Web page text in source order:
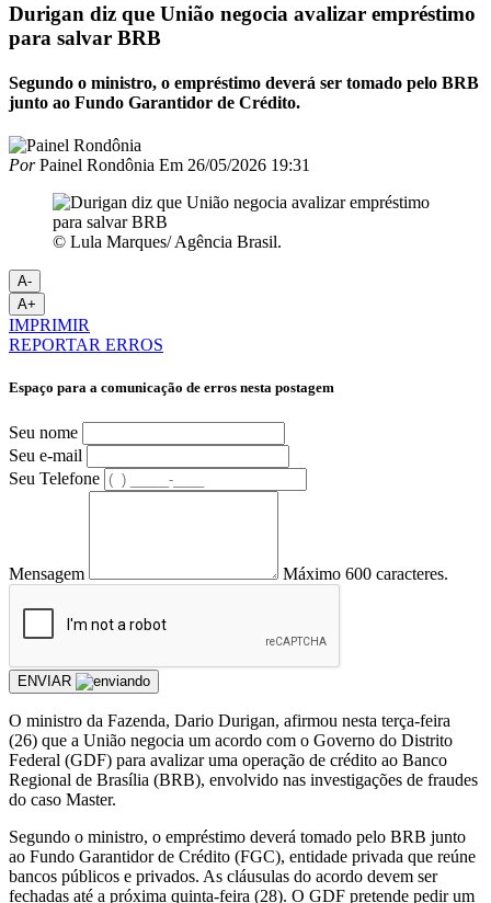
Durigan diz que União negocia avalizar empréstimo
para salvar BRB
Segundo o ministro, o empréstimo deverá ser tomado pelo BRB
junto ao Fundo Garantidor de Crédito.
PorPainel Rondônia Em 26/05/2026 19:31
© Lula Marques/ Agência Brasil.
A-
A+
IMPRIMIR
REPORTAR ERROS
Espaço para a comunicação de erros nesta postagem
Seu nome
Seu e-mail
Seu Telefone
Mensagem Máximo 600 caracteres.
ENVIAR
O ministro da Fazenda, Dario Durigan, afirmou nesta terça-feira
(26) que a União negocia um acordo com o Governo do Distrito
Federal (GDF) para avalizar uma operação de crédito ao Banco
Regional de Brasília (BRB), envolvido nas investigações de fraudes
do caso Master.
Segundo o ministro, o empréstimo deverá tomado pelo BRB junto
ao Fundo Garantidor de Crédito (FGC), entidade privada que reúne
bancos públicos e privados. As cláusulas do acordo devem ser
fechadas até a próxima quinta-feira (28). O GDF pretende pedir um